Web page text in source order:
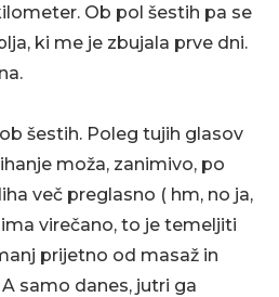
Ob pol šestih pa se
ki me je zbujala prve dni.
šestih. Poleg tujih glasov
moža, zanimivo, po
več preglasno ( hm, no ja,
virečano, to je temeljiti
prijetno od masaž in
samo danes, jutri ga